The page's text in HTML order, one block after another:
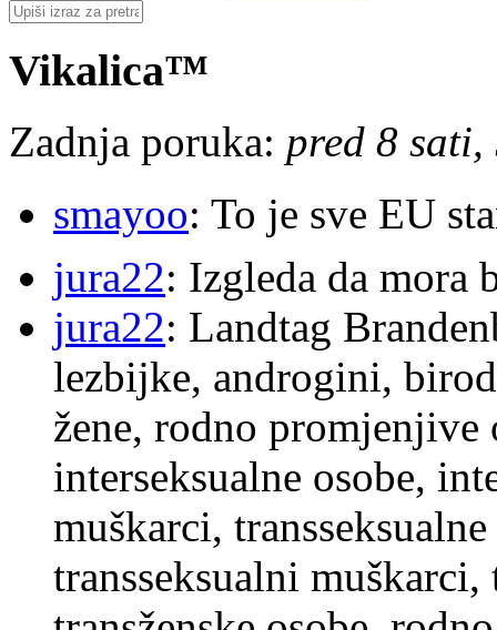
Vikalica™
Zadnja poruka: pred 8
smayoo: To je sve EU
jura22: Izgleda da mora
jura22: Landtag
lezbijke, androgini,
žene, rodno
interseksualne osobe,
muškarci,
transseksualni muškarci,